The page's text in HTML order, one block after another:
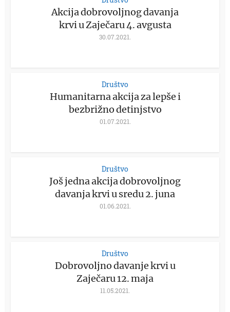
Akcija dobrovoljnog davanja
krvi u Zaječaru 4. avgusta
30.07.2021.
Društvo
Humanitarna akcija za lepše i
bezbrižno detinjstvo
01.07.2021.
Društvo
Još jedna akcija dobrovoljnog
davanja krvi u sredu 2. juna
01.06.2021.
Društvo
Dobrovoljno davanje krvi u
Zaječaru 12. maja
11.05.2021.